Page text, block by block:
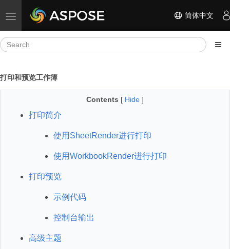
Toggle navigation 简体中文
打印和预览工作簿
Contents [ Hide ]
打印简介
使用SheetRender进行打印
使用WorkbookRender进行打印
打印预览
示例代码
控制台输出
高级主题